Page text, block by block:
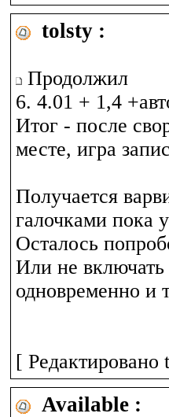
tolsty :
Продолжил
6. 4.01 + 1,4
Итог - после
месте, игра
Получается
галочками пока
Осталось
Или не
одновременно и
[
Available :